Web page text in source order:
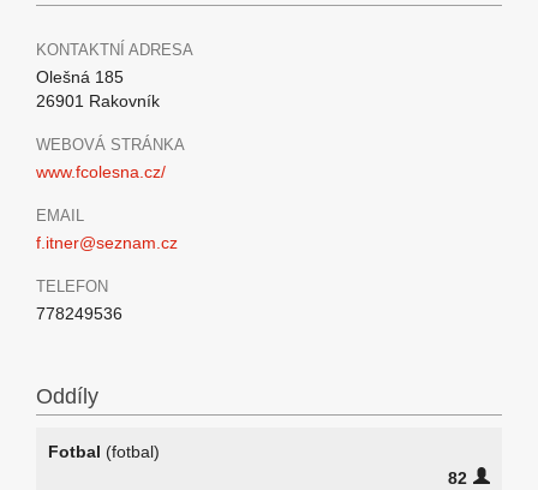
KONTAKTNÍ ADRESA
Olešná 185
26901 Rakovník
WEBOVÁ STRÁNKA
www.fcolesna.cz/
EMAIL
f.itner@seznam.cz
TELEFON
778249536
Oddíly
Fotbal (fotbal)
82